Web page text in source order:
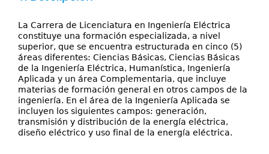
La Carrera de Licenciatura en Ingeniería Eléctrica
constituye una formación especializada, a nivel
superior, que se encuentra estructurada en cinco (5)
áreas diferentes: Ciencias Básicas, Ciencias Básicas
de la Ingeniería Eléctrica, Humanística, Ingeniería
Aplicada y un área Complementaria, que incluye
materias de formación general en otros campos de la
ingeniería. En el área de la Ingeniería Aplicada se
incluyen los siguientes campos: generación,
transmisión y distribución de la energía eléctrica,
diseño eléctrico y uso final de la energía eléctrica.